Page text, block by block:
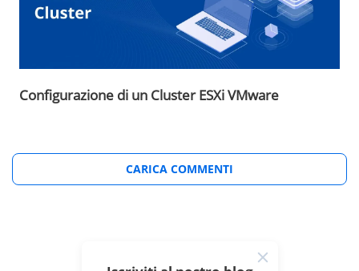
Configurazione di un Cluster ESXi VMware
CARICA COMMENTI